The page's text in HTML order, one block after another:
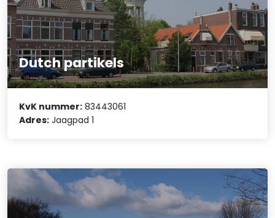
Dutch partikels
KvK nummer: 83443061
Adres: Jaagpad 1